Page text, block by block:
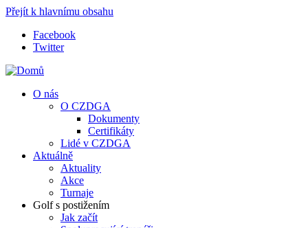
Přejít k hlavnímu obsahu
Facebook
Twitter
O nás
O CZDGA
Dokumenty
Certifikáty
Lidé v CZDGA
Aktuálně
Aktuality
Akce
Turnaje
Golf s postižením
Jak začít